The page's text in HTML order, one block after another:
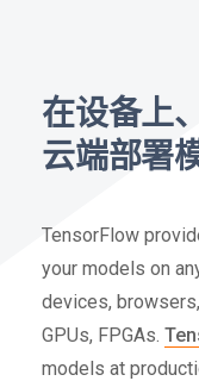
在设备上
云端部署
TensorFlow
your models on
devices,
GPUs, FPGAs.
models at